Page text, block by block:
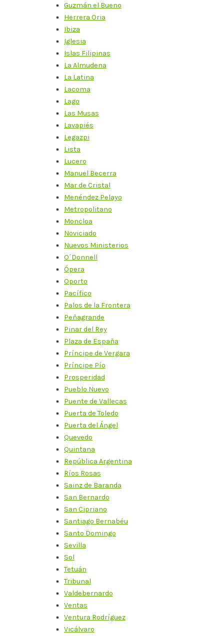
Guzmán el Bueno
Herrera Oria
Ibiza
Iglesia
Islas Filipinas
La Almudena
La Latina
Lacoma
Lago
Las Musas
Lavapiés
Legazpi
Lista
Lucero
Manuel Becerra
Mar de Cristal
Menéndez Pelayo
Metropolitano
Moncloa
Noviciado
Nuevos Ministerios
O´Donnell
Ópera
Oporto
Pacífico
Palos de la Frontera
Peñagrande
Pinar del Rey
Plaza de España
Príncipe de Vergara
Príncipe Pío
Prosperidad
Pueblo Nuevo
Puente de Vallecas
Puerta de Toledo
Puerta del Ángel
Quevedo
Quintana
República Argentina
Ríos Rosas
Sainz de Baranda
San Bernardo
San Cipriano
Santiago Bernabéu
Santo Domingo
Sevilla
Sol
Tetuán
Tribunal
Valdebernardo
Ventas
Ventura Rodríguez
Vicálvaro